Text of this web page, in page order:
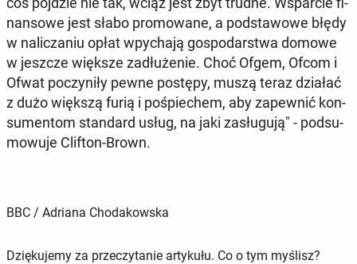
nan­so­we jest słabo pro­mo­wa­ne, a pod­sta­wo­we błędy
w na­li­cza­niu opłat wpy­cha­ją go­spo­dar­stwa domowe
w jeszcze większe za­dłu­że­nie. Choć Ofgem, Ofcom i
Ofwat po­czy­ni­ły pewne postępy, muszą teraz działać
z dużo większą furią i po­śpie­chem, aby za­pew­nić kon­
su­men­tom stan­dard usług, na jaki za­słu­gu­ją" - pod­su­
mo­wu­je Clifton-Brown.
BBC / Adriana Chodakowska
Dziękujemy za przeczytanie artykułu. Co o tym myślisz?